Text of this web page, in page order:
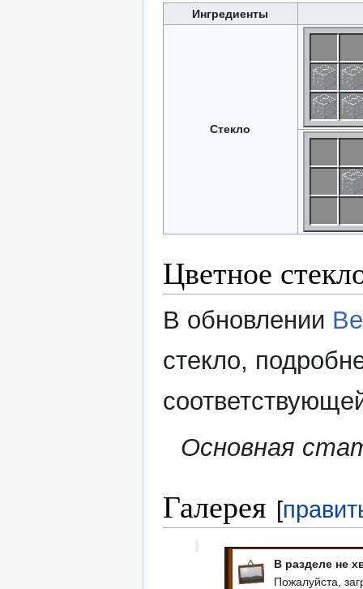
Ингредиенты
Стекло
Цветное
В обновлении
стекло,
Основная
Галерея [
В разделе не
Пожалуйста,